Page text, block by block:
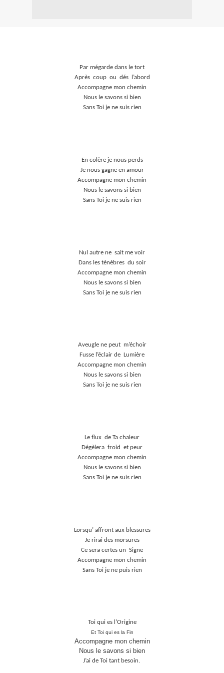
Par mégarde dans le tort
Après coup ou dés
l’abord
Accompagne mon chemin
Nous le savons si bien
Sans Toi je ne suis rien
En colère je nous perds
Je nous gagne en amour
Accompagne mon chemin
Nous le savons si bien
Sans Toi je ne suis rien
Nul autre ne sait me voir
Dans les ténèbres du soir
Accompagne mon chemin
Nous le savons si bien
Sans Toi je ne suis rien
Aveugle ne peut m’échoir
Fusse l’éclair de
Lumière
Accompagne mon chemin
Nous le savons si bien
Sans Toi je ne suis rien
Le flux de Ta chaleur
Dégèlera froid
et peur
Accompagne mon chemin
Nous le savons si bien
Sans Toi je ne suis rien
Lorsqu’ affront aux blessures
Je rirai des morsures
Ce sera certes un Signe
Accompagne mon chemin
Sans Toi je ne puis rien
Toi qui es l’Origine
Et Toi qui es la Fin
Accompagne mon chemin
Nous le savons si bien
J’ai de Toi tant besoin.